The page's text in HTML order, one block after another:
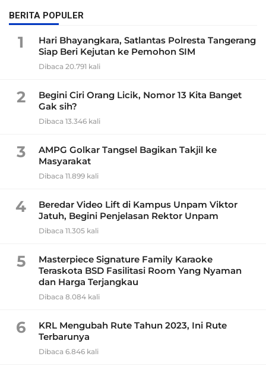
BERITA POPULER
1
Hari Bhayangkara, Satlantas Polresta Tangerang
Siap Beri Kejutan ke Pemohon SIM
Dibaca 20.791 kali
2
Begini Ciri Orang Licik, Nomor 13 Kita Banget
Gak sih?
Dibaca 13.346 kali
3
AMPG Golkar Tangsel Bagikan Takjil ke
Masyarakat
Dibaca 11.899 kali
4
Beredar Video Lift di Kampus Unpam Viktor
Jatuh, Begini Penjelasan Rektor Unpam
Dibaca 11.305 kali
5
Masterpiece Signature Family Karaoke
Teraskota BSD Fasilitasi Room Yang Nyaman
dan Harga Terjangkau
Dibaca 8.084 kali
6
KRL Mengubah Rute Tahun 2023, Ini Rute
Terbarunya
Dibaca 6.846 kali